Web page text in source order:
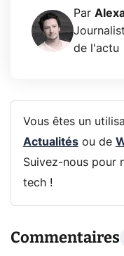
Par
de l'actu
Vous êtes un
Actualitésou de
Suivez-nous pour
tech !
Commentaires